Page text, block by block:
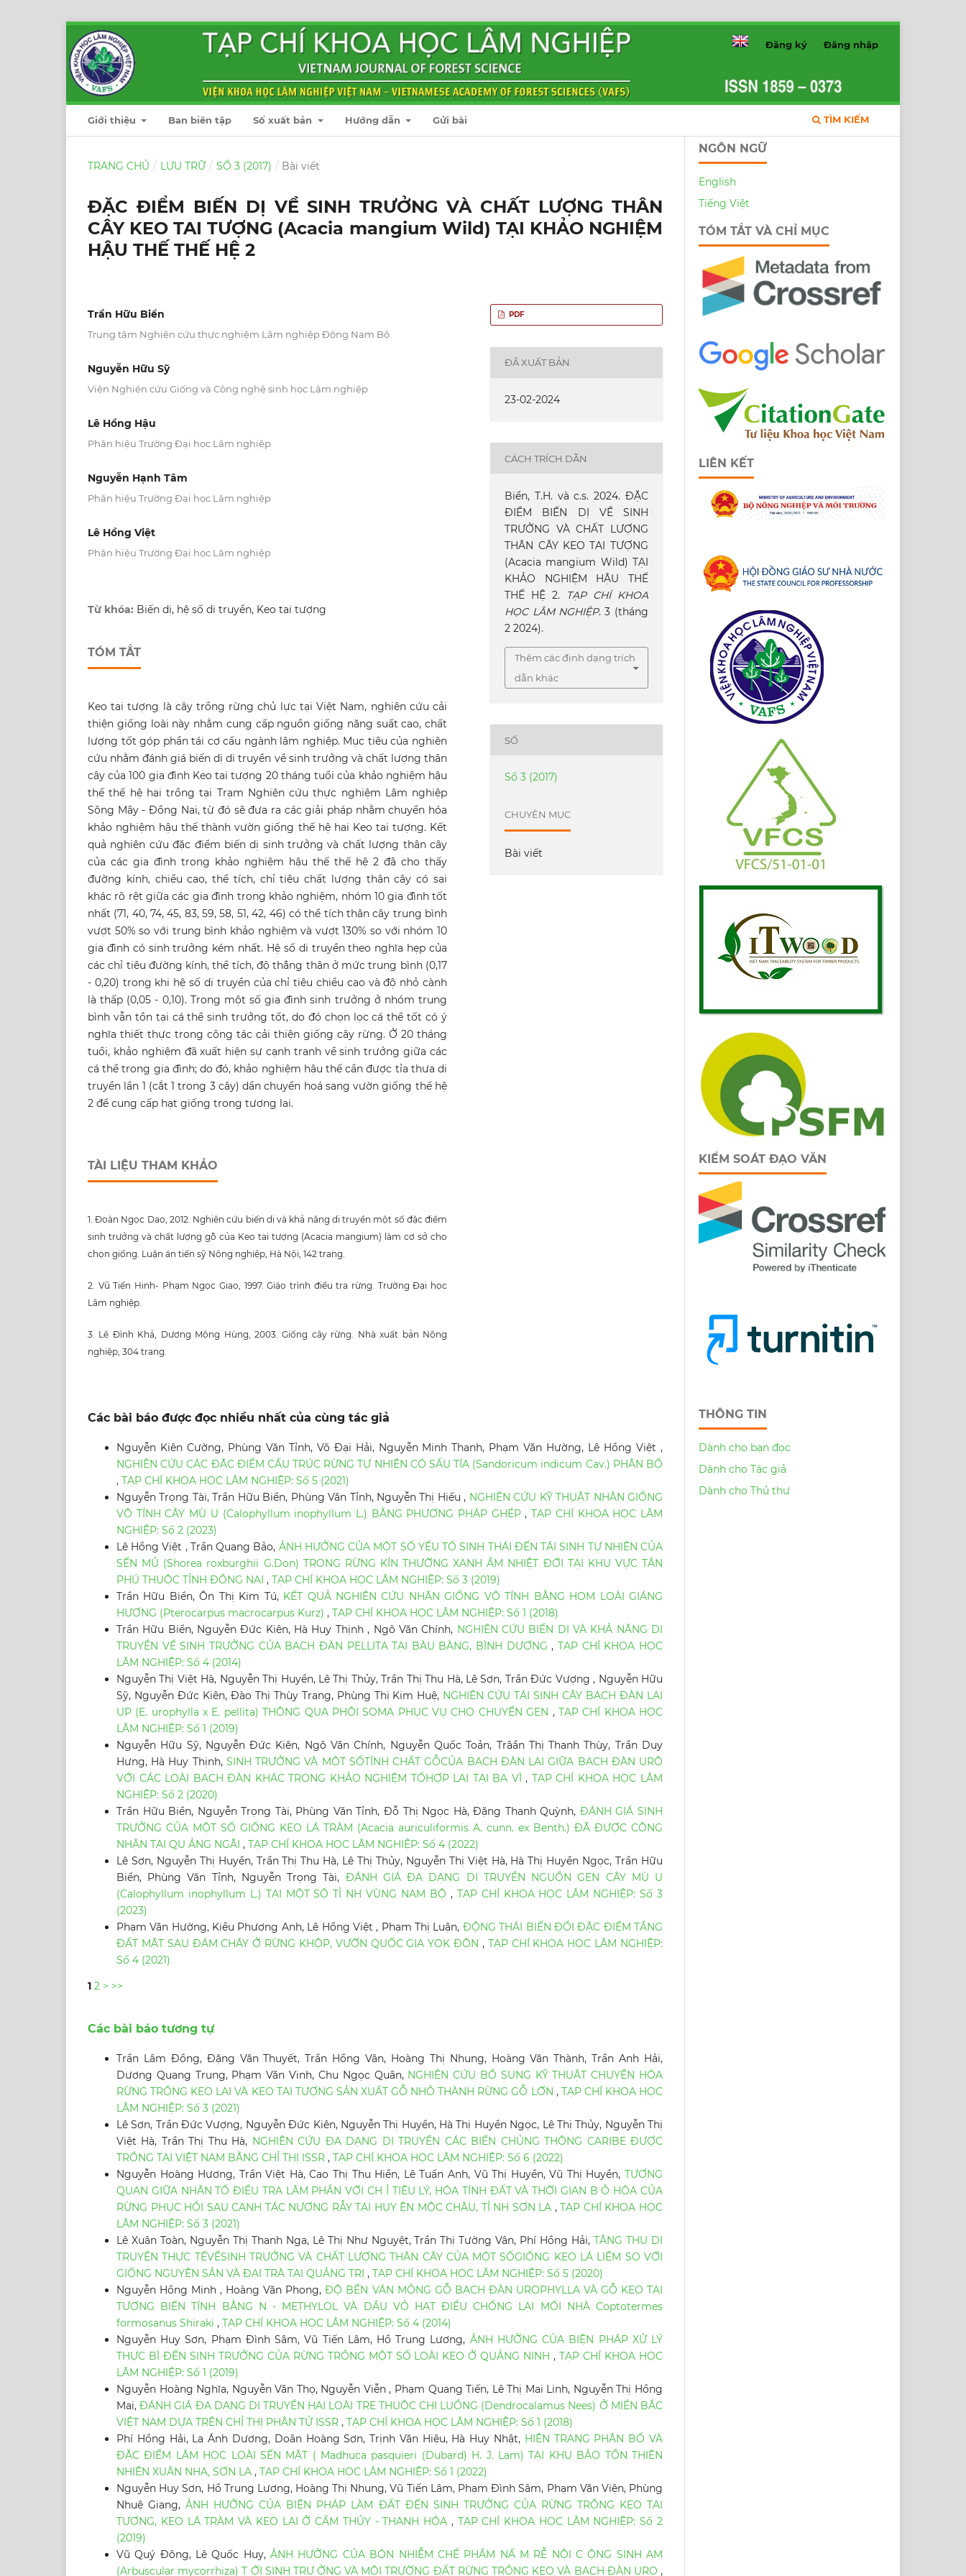
Giới thiệu Ban biên tập Số xuất bản Hướng dẫn Gửi bài TÌM KIẾM
Đăng ký Đăng nhập
TRANG CHỦ / LƯU TRỮ / SỐ 3 (2017) / Bài viết
ĐẶC ĐIỂM BIẾN DỊ VỀ SINH TRƯỞNG VÀ CHẤT LƯỢNG THÂN
CÂY KEO TAI TƯỢNG (Acacia mangium Wild) TẠI KHẢO NGHIỆM
HẬU THẾ THẾ HỆ 2
Trần Hữu Biển
Trung tâm Nghiên cứu thực nghiệm Lâm nghiệp Đông Nam Bộ
Nguyễn Hữu Sỹ
Viện Nghiên cứu Giống và Công nghệ sinh học Lâm nghiệp
Lê Hồng Hậu
Phân hiệu Trường Đại học Lâm nghiệp
Nguyễn Hạnh Tâm
Phân hiệu Trường Đại học Lâm nghiệp
Lê Hồng Việt
Phân hiệu Trường Đại học Lâm nghiệp
Từ khóa: Biến dị, hệ số di truyền, Keo tai tượng
TÓM TẮT
Keo tai tượng là cây trồng rừng chủ lực tại Việt Nam, nghiên cứu cải
thiện giống loài này nhằm cung cấp nguồn giống năng suất cao, chất
lượng tốt góp phần tái cơ cấu ngành lâm nghiệp. Mục tiêu của nghiên
cứu nhằm đánh giá biến dị di truyền về sinh trưởng và chất lượng thân
cây của 100 gia đình Keo tai tượng 20 tháng tuổi của khảo nghiệm hậu
thế thế hệ hai trồng tại Trạm Nghiên cứu thực nghiệm Lâm nghiệp
Sông Mây - Đồng Nai, từ đó sẽ đưa ra các giải pháp nhằm chuyển hóa
khảo nghiệm hậu thế thành vườn giống thế hệ hai Keo tai tượng. Kết
quả nghiên cứu đặc điểm biến dị sinh trưởng và chất lượng thân cây
của các gia đình trong khảo nghiệm hậu thế thế hệ 2 đã cho thấy
đường kính, chiều cao, thể tích, chỉ tiêu chất lượng thân cây có sai
khác rõ rệt giữa các gia đình trong khảo nghiệm, nhóm 10 gia đình tốt
nhất (71, 40, 74, 45, 83, 59, 58, 51, 42, 46) có thể tích thân cây trung bình
vượt 50% so với trung bình khảo nghiệm và vượt 130% so với nhóm 10
gia đình có sinh trưởng kém nhất. Hệ số di truyền theo nghĩa hẹp của
các chỉ tiêu đường kính, thể tích, độ thẳng thân ở mức trung bình (0,17
- 0,20) trong khi hệ số di truyền của chỉ tiêu chiều cao và độ nhỏ cành
là thấp (0,05 - 0,10). Trong một số gia đình sinh trưởng ở nhóm trung
bình vẫn tồn tại cá thể sinh trưởng tốt, do đó chọn lọc cá thể tốt có ý
nghĩa thiết thực trong công tác cải thiện giống cây rừng. Ở 20 tháng
tuổi, khảo nghiệm đã xuất hiện sự cạnh tranh về sinh trưởng giữa các
cá thể trong gia đình; do đó, khảo nghiệm hậu thế cần được tỉa thưa di
truyền lần 1 (cắt 1 trong 3 cây) dần chuyển hoá sang vườn giống thế hệ
2 để cung cấp hạt giống trong tương lai.
TÀI LIỆU THAM KHẢO
1. Đoàn Ngọc Dao, 2012. Nghiên cứu biến dị và khả năng di truyền một số đặc điểm
sinh trưởng và chất lượng gỗ của Keo tai tượng (Acacia mangium) làm cơ sở cho
chọn giống. Luận án tiến sỹ Nông nghiệp, Hà Nội, 142 trang.
2. Vũ Tiến Hinh- Phạm Ngọc Giao, 1997. Giáo trình điều tra rừng. Trường Đại học
Lâm nghiệp.
3. Lê Đình Khả, Dương Mộng Hùng, 2003. Giống cây rừng. Nhà xuất bản Nông
nghiệp, 304 trang.
PDF
ĐÃ XUẤT BẢN
23-02-2024
CÁCH TRÍCH DẪN
Biển, T.H. và c.s. 2024. ĐẶC
ĐIỂM BIẾN DỊ VỀ SINH
TRƯỞNG VÀ CHẤT LƯỢNG
THÂN CÂY KEO TAI TƯỢNG
(Acacia mangium Wild) TẠI
KHẢO NGHIỆM HẬU THẾ
THẾ HỆ 2.
TẠP CHÍ KHOA
HỌC LÂM NGHIỆP. 3 (tháng
2 2024).
Thêm các định dạng trích
dẫn khác
SỐ
Số 3 (2017)
CHUYÊN MỤC
Bài viết
Các bài báo được đọc nhiều nhất của cùng tác giả
Nguyễn Kiên Cường, Phùng Văn Tỉnh, Võ Đại Hải, Nguyễn Minh Thanh, Phạm Văn Hường, Lê Hồng Việt ,
NGHIÊN CỨU CÁC ĐẶC ĐIỂM CẤU TRÚC RỪNG TỰ NHIÊN CÓ SẤU TÍA (Sandoricum indicum Cav.) PHÂN BỐ
, TẠP CHÍ KHOA HỌC LÂM NGHIỆP: Số 5 (2021)
Nguyễn Trọng Tài, Trần Hữu Biển, Phùng Văn Tỉnh, Nguyễn Thị Hiếu , NGHIÊN CỨU KỸ THUẬT NHÂN GIỐNG
VÔ TÍNH CÂY MÙ U (Calophyllum inophyllum L.) BẰNG PHƯƠNG PHÁP GHÉP,TẠP CHÍ KHOA HỌC LÂM
NGHIỆP: Số 2 (2023)
Lê Hồng Việt , Trần Quang Bảo, ẢNH HƯỞNG CỦA MỘT SỐ YẾU TỐ SINH THÁI ĐẾN TÁI SINH TỰ NHIÊN CỦA
SẾN MỦ (Shorea roxburghii G.Don) TRONG RỪNG KÍN THƯỜNG XANH ẨM NHIỆT ĐỚI TẠI KHU VỰC TÂN
PHÚ THUỘC TỈNH ĐỒNG NAI , TẠP CHÍ KHOA HỌC LÂM NGHIỆP: Số 3 (2019)
Trần Hữu Biển, Ôn Thị Kim Tú, KẾT QUẢ NGHIÊN CỨU NHÂN GIỐNG VÔ TÍNH BẰNG HOM LOÀI GIÁNG
HƯƠNG (Pterocarpus macrocarpus Kurz) , TẠP CHÍ KHOA HỌC LÂM NGHIỆP: Số 1 (2018)
Trần Hữu Biển, Nguyễn Đức Kiên, Hà Huy Thịnh , Ngô Văn Chính, NGHIÊN CỨU BIẾN DỊ VÀ KHẢ NĂNG DI
TRUYỀN VỀ SINH TRƯỞNG CỦA BẠCH ĐÀN PELLITA TẠI BÀU BÀNG, BÌNH DƯƠNG,TẠP CHÍ KHOA HỌC
LÂM NGHIỆP: Số 4 (2014)
Nguyễn Thị Việt Hà, Nguyễn Thị Huyền, Lê Thị Thủy, Trần Thị Thu Hà, Lê Sơn, Trần Đức Vượng , Nguyễn Hữu
Sỹ, Nguyễn Đức Kiên, Đào Thị Thùy Trang, Phùng Thị Kim Huệ, NGHIÊN CỨU TÁI SINH CÂY BẠCH ĐÀN LAI
UP (E. urophylla x E. pellita) THÔNG QUA PHÔI SOMA PHỤC VỤ CHO CHUYỂN GEN , TẠP CHÍ KHOA HỌC
LÂM NGHIỆP: Số 1 (2019)
Nguyễn Hữu Sỹ, Nguyễn Đức Kiên, Ngô Văn Chính, Nguyễn Quốc Toản, Trâần Thị Thanh Thùy, Trần Duy
Hưng, Hà Huy Thịnh, SINH TRƯỞNG VÀ MỘT SỐTÍNH CHẤT GỖCỦA BẠCH ĐÀN LAI GIỮA BẠCH ĐÀN URÔ
VỚI CÁC LOÀI BẠCH ĐÀN KHÁC TRONG KHẢO NGHIỆM TỔHỢP LAI TẠI BA VÌ, TẠP CHÍ KHOA HỌC LÂM
NGHIỆP: Số 2 (2020)
Trần Hữu Biển, Nguyễn Trọng Tài, Phùng Văn Tỉnh, Đỗ Thị Ngọc Hà, Đặng Thanh Quỳnh, ĐÁNH GIÁ SINH
TRƯỞNG CỦA MỘT SỐ GIỐNG KEO LÁ TRÀM (Acacia auriculiformis A. cunn. ex Benth.) ĐÃ ĐƯỢC CÔNG
NHẬN TẠI QU ẢNG NGÃI , TẠP CHÍ KHOA HỌC LÂM NGHIỆP: Số 4 (2022)
Lê Sơn, Nguyễn Thị Huyền, Trần Thị Thu Hà, Lê Thị Thủy, Nguyễn Thị Việt Hà, Hà Thị Huyền Ngọc, Trần Hữu
Biển, Phùng Văn Tỉnh, Nguyễn Trọng Tài, ĐÁNH GIÁ ĐA DẠNG DI TRUYỀN NGUỒN GEN CÂY MÙ U
(Calophyllum inophyllum L.) TẠI MỘT SỐ TỈ NH VÙNG NAM BỘ , TẠP CHÍ KHOA HỌC LÂM NGHIỆP: Số 3
(2023)
Phạm Văn Hường, Kiều Phương Anh, Lê Hồng Việt , Phạm Thị Luận, ĐỘNG THÁI BIẾN ĐỔI ĐẶC ĐIỂM TẦNG
ĐẤT MẶT SAU ĐÁM CHÁY Ở RỪNG KHỘP, VƯỜN QUỐC GIA YOK ĐÔN , TẠP CHÍ KHOA HỌC LÂM NGHIỆP:
Số 4 (2021)
1 2 > >>
Các bài báo tương tự
Trần Lâm Đồng, Đặng Văn Thuyết, Trần Hồng Vân, Hoàng Thị Nhung, Hoàng Văn Thành, Trần Anh Hải,
Dương Quang Trung, Phạm Văn Vinh, Chu Ngọc Quân, NGHIÊN CỨU BỔ SUNG KỸ THUẬT CHUYỂN HÓA
RỪNG TRỒNG KEO LAI VÀ KEO TAI TƯỢNG SẢN XUẤT GỖ NHỎ THÀNH RỪNG GỖ LỚN , TẠP CHÍ KHOA HỌC
LÂM NGHIỆP: Số 3 (2021)
Lê Sơn, Trần Đức Vượng, Nguyễn Đức Kiên, Nguyễn Thị Huyền, Hà Thị Huyền Ngọc, Lê Thị Thủy, Nguyễn Thị
Việt Hà, Trần Thị Thu Hà, NGHIÊN CỨU ĐA DẠNG DI TRUYỀN CÁC BIẾN CHỦNG THÔNG CARIBE ĐƯỢC
TRỒNG TẠI VIỆT NAM BẰNG CHỈ THỊ ISSR , TẠP CHÍ KHOA HỌC LÂM NGHIỆP: Số 6 (2022)
Nguyễn Hoàng Hương, Trần Việt Hà, Cao Thị Thu Hiền, Lê Tuấn Anh, Vũ Thị Huyền, Vũ Thị Huyền, TƯƠNG
QUAN GIỮA NHÂN TỐ ĐIỀU TRA LÂM PHẦN VỚI CH Ỉ TIÊU LÝ, HÓA TÍNH ĐẤT VÀ THỜI GIAN B Ỏ HÓA CỦA
RỪNG PHỤC HỒI SAU CANH TÁC NƯƠNG RẪY TẠI HUY ỆN MỘC CHÂU, TỈ NH SƠN LA ,TẠP CHÍ KHOA HỌC
LÂM NGHIỆP: Số 3 (2021)
Lê Xuân Toàn, Nguyễn Thị Thanh Nga, Lê Thị Như Nguyệt, Trần Thị Tường Vân, Phí Hồng Hải,TĂNG THU DI
TRUYỀN THỰC TẾVỀSINH TRƯỞNG VÀ CHẤT LƯỢNG THÂN CÂY CỦA MỘT SỐGIỐNG KEO LÁ LIỀM SO VỚI
GIỐNG NGUYÊN SẢN VÀ ĐẠI TRÀ TẠI QUẢNG TRỊ , TẠP CHÍ KHOA HỌC LÂM NGHIỆP: Số 5 (2020)
Nguyễn Hồng Minh , Hoàng Văn Phong,ĐỘ BỀN VÁN MỎNG GỖ BẠCH ĐÀN UROPHYLLA VÀ GỖ KEO TAI
TƯỢNG BIẾN TÍNH BẰNG N - METHYLOL VÀ DẦU VỎ HẠT ĐIỀU CHỐNG LẠI MỐI NHÀ Coptotermes
formosanus Shiraki , TẠP CHÍ KHOA HỌC LÂM NGHIỆP: Số 4 (2014)
Nguyễn Huy Sơn, Phạm Đình Sâm, Vũ Tiến Lâm, Hồ Trung Lương, ẢNH HƯỞNG CỦA BIỆN PHÁP XỬ LÝ
THỰC BÌ ĐẾN SINH TRƯỞNG CỦA RỪNG TRỒNG MỘT SỐ LOÀI KEO Ở QUẢNG NINH,TẠP CHÍ KHOA HỌC
LÂM NGHIỆP: Số 1 (2019)
Nguyễn Hoàng Nghĩa, Nguyễn Văn Thọ, Nguyễn Viễn , Phạm Quang Tiến, Lê Thị Mai Linh, Nguyễn Thị Hồng
Mai,ĐÁNH GIÁ ĐA DẠNG DI TRUYỀN HAI LOÀI TRE THUỘC CHI LUỒNG (Dendrocalamus Nees) Ở MIỀN BẮC
VIỆT NAM DỰA TRÊN CHỈ THỊ PHÂN TỬ ISSR , TẠP CHÍ KHOA HỌC LÂM NGHIỆP: Số 1 (2018)
Phí Hồng Hải, La Ánh Dương, Doãn Hoàng Sơn, Trịnh Văn Hiệu, Hà Huy Nhật, HIỆN TRẠNG PHÂN BỐ VÀ
ĐẶC ĐIỂM LÂM HỌC LOÀI SẾN MẬT ( Madhuca pasquieri (Dubard) H. J. Lam) TẠI KHU BẢO TỒN THIÊN
NHIÊN XUÂN NHA, SƠN LA , TẠP CHÍ KHOA HỌC LÂM NGHIỆP: Số 1 (2022)
Nguyễn Huy Sơn, Hồ Trung Lương, Hoàng Thị Nhung, Vũ Tiến Lâm, Phạm Đình Sâm, Phạm Văn Viện, Phùng
Nhuệ Giang,ẢNH HƯỞNG CỦA BIỆN PHÁP LÀM ĐẤT ĐẾN SINH TRƯỞNG CỦA RỪNG TRỒNG KEO TAI
TƯỢNG, KEO LÁ TRÀM VÀ KEO LAI Ở CẨM THỦY - THANH HÓA , TẠP CHÍ KHOA HỌC LÂM NGHIỆP: Số 2
(2019)
Vũ Quý Đông, Lê Quốc Huy,ẢNH HƯỞNG CỦA BÓN NHIỄM CHẾ PHẨM NẤ M RỄ NỘI C ỘNG SINH AM
(Arbuscular mycorrhiza) T ỚI SINH TRƯ ỞNG VÀ MÔI TRƯỜNG ĐẤT RỪNG TRỒNG KEO VÀ BẠCH ĐÀN URO ,
NGÔN NGỮ
English
Tiếng Việt
TÓM TẮT VÀ CHỈ MỤC
LIÊN KẾT
KIỂM SOÁT ĐẠO VĂN
THÔNG TIN
Dành cho bạn đọc
Dành cho Tác giả
Dành cho Thủ thư